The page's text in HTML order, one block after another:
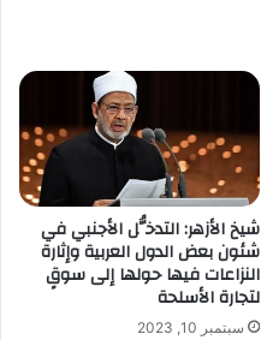
شيخ الأزهر: التدخُّل الأجنبي في
شئون بعض الدول العربية وإثارة
النزاعات فيها حولها إلى سوقٍ
لتجارة الأسلحة
سبتمبر 10, 2023